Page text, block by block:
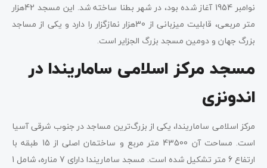
نوامبر 1954 آغاز شده بود، در شهر بطنا ساخته شد. این مسجد 42هزار
متر مربعی، قابلیت میزبانی از 30هزار نمازگزار را دارد و یکی از مساجد
بزرگ جهان و دومین مسجد بزرگ الجزایر است.
مسجد مرکز اسلامی ساماریندا در
اندونزی
مرکز اسلامی ساماریندا، یکی از بزرگ‌ترین مساجد در جنوب شرقی آسیا
است. مساحت آن 43500 متر مربع و ساختمان اصلی از 15 طبقه با
ارتفاع 6 متر تشکیل شده است. مسجد ساماریندا دارای 7 مناره، شامل 1